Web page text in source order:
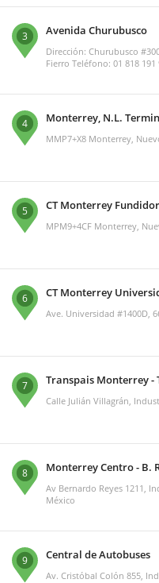
3 Avenida Churubusco
Dirección: Churubusco
Fierro Teléfono: 01 818 191
4 Monterrey, N.L.
MMP7+X8 Monterrey,
5 CT Monterrey
MPM9+4CF Monterrey,
6 CT Monterrey
Ave. Universidad #1400D,
7 Transpais Monterrey -
Calle Julián Villagrán,
8 Monterrey Centro - B.
Av Bernardo Reyes 1211,
México
9 Central de Autobuses
Av. Cristóbal Colón 855,